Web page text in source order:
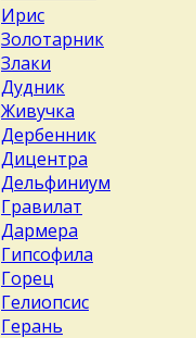
Ирис
Золотарник
Злаки
Дудник
Живучка
Дербенник
Дицентра
Дельфиниум
Гравилат
Дармера
Гипсофила
Горец
Гелиопсис
Герань